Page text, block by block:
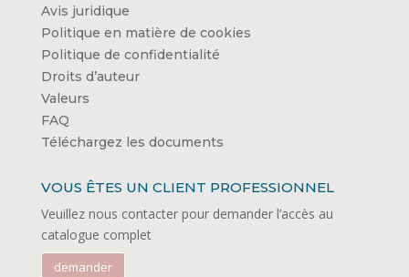
Avis juridique
Politique en matière de cookies
Politique de confidentialité
Droits d’auteur
Valeurs
FAQ
Téléchargez les documents
VOUS ÊTES UN CLIENT PROFESSIONNEL
Veuillez nous contacter pour demander l’accès au
catalogue complet
demander